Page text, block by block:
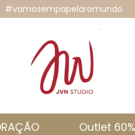
#vamosempapelaromundo
Outlet